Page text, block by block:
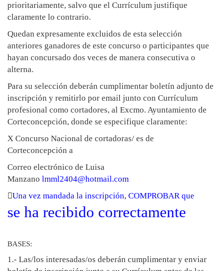
prioritariamente, salvo que el Currículum justifique
claramente lo contrario.
Quedan expresamente excluidos de esta selección
anteriores ganadores de este concurso o participantes que
hayan concursado dos veces de manera consecutiva o
alterna.
Para su selección deberán cumplimentar boletín adjunto de
inscripción y remitirlo por email junto con Currículum
profesional como cortadores, al Excmo. Ayuntamiento de
Corteconcepción, donde se especifique claramente:
X Concurso Nacional de cortadoras/ es de
Corteconcepción a
Correo electrónico de Luisa
Manzano lmml2404@hotmail.com
Una vez mandada la inscripción, COMPROBAR que
se ha recibido correctamente
BASES:
1.- Las/los interesadas/os deberán cumplimentar y enviar